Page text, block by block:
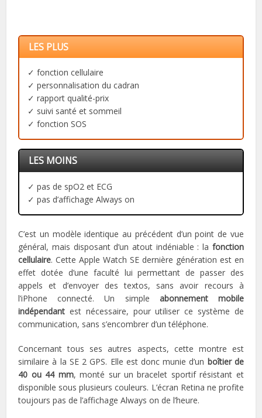
LES PLUS
✓ fonction cellulaire
✓ personnalisation du cadran
✓ rapport qualité-prix
✓ suivi santé et sommeil
✓ fonction SOS
LES MOINS
✓ pas de spO2 et ECG
✓ pas d’affichage Always on
C’est un modèle identique au précédent d’un point de vue
général, mais disposant d’un atout indéniable : la fonction
cellulaire. Cette Apple Watch SE dernière génération est en
effet dotée d’une faculté lui permettant de passer des
appels et d’envoyer des textos, sans avoir recours à
l’iPhone connecté. Un simple abonnement mobile
indépendant est nécessaire, pour utiliser ce système de
communication, sans s’encombrer d’un téléphone.
Concernant tous ses autres aspects, cette montre est
similaire à la SE 2 GPS. Elle est donc munie d’un boîtier de
40 ou 44 mm, monté sur un bracelet sportif résistant et
disponible sous plusieurs couleurs. L’écran Retina ne profite
toujours pas de l’affichage Always on de l’heure.